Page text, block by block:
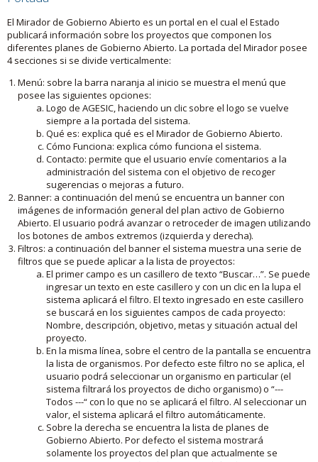
El Mirador de Gobierno Abierto es un portal en el cual el Estado
publicará información sobre los proyectos que componen los
diferentes planes de Gobierno Abierto. La portada del Mirador posee
4 secciones si se divide verticalmente:
Menú: sobre la barra naranja al inicio se muestra el menú que
posee las siguientes opciones:
Logo de AGESIC, haciendo un clic sobre el logo se vuelve
siempre a la portada del sistema.
Qué es: explica qué es el Mirador de Gobierno Abierto.
Cómo Funciona: explica cómo funciona el sistema.
Contacto: permite que el usuario envíe comentarios a la
administración del sistema con el objetivo de recoger
sugerencias o mejoras a futuro.
Banner: a continuación del menú se encuentra un banner con
imágenes de información general del plan activo de Gobierno
Abierto. El usuario podrá avanzar o retroceder de imagen utilizando
los botones de ambos extremos (izquierda y derecha).
Filtros: a continuación del banner el sistema muestra una serie de
filtros que se puede aplicar a la lista de proyectos:
El primer campo es un casillero de texto “Buscar…”. Se puede
ingresar un texto en este casillero y con un clic en la lupa el
sistema aplicará el filtro. El texto ingresado en este casillero
se buscará en los siguientes campos de cada proyecto:
Nombre, descripción, objetivo, metas y situación actual del
proyecto.
En la misma línea, sobre el centro de la pantalla se encuentra
la lista de organismos. Por defecto este filtro no se aplica, el
usuario podrá seleccionar un organismo en particular (el
sistema filtrará los proyectos de dicho organismo) o “---
Todos ---“ con lo que no se aplicará el filtro. Al seleccionar un
valor, el sistema aplicará el filtro automáticamente.
Sobre la derecha se encuentra la lista de planes de
Gobierno Abierto. Por defecto el sistema mostrará
solamente los proyectos del plan que actualmente se